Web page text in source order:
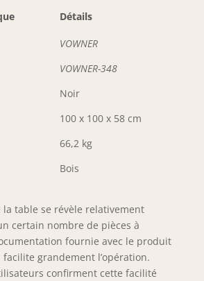
: Table basse
qui non seulement
aux besoins des tabourets
supplémentaire caché. Il
[ASSEMBLAGE FACILE ET
APRÈS-VENTE] :
est un jeu d'enfant
pièces numérotées et aux
contacter. La table basse
est livrée en 2 paquets
+ B], veuillez l'installer après
les deux paquets.
Détails
VOWNER
VOWNER-348
Noir
100 x 100 x 58 cm
66,2 kg
Bois
la table se révèle relativement
certain nombre de pièces à
fournie avec le produit
grandement l’opération.
confirment cette facilité